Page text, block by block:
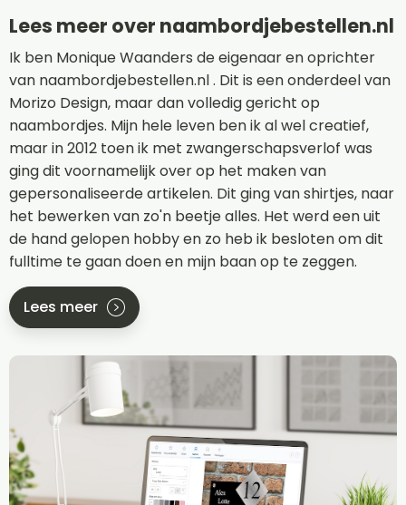
Lees meer over naambordjebestellen.nl
Ik ben Monique Waanders de eigenaar en oprichter
van naambordjebestellen.nl . Dit is een onderdeel van
Morizo Design, maar dan volledig gericht op
naambordjes. Mijn hele leven ben ik al wel creatief,
maar in 2012 toen ik met zwangerschapsverlof was
ging dit voornamelijk over op het maken van
gepersonaliseerde artikelen. Dit ging van shirtjes, naar
het bewerken van zo'n beetje alles. Het werd een uit
de hand gelopen hobby en zo heb ik besloten om dit
fulltime te gaan doen en mijn baan op te zeggen.
Lees meer